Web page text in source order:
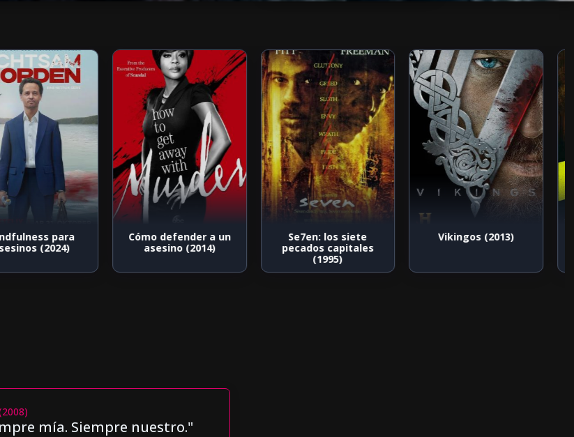
para
(2024)
Cómo defender a un
asesino (2014)
Se7en: los siete
pecados capitales
(1995)
Vikingos (2013)
mía. Siempre nuestro."